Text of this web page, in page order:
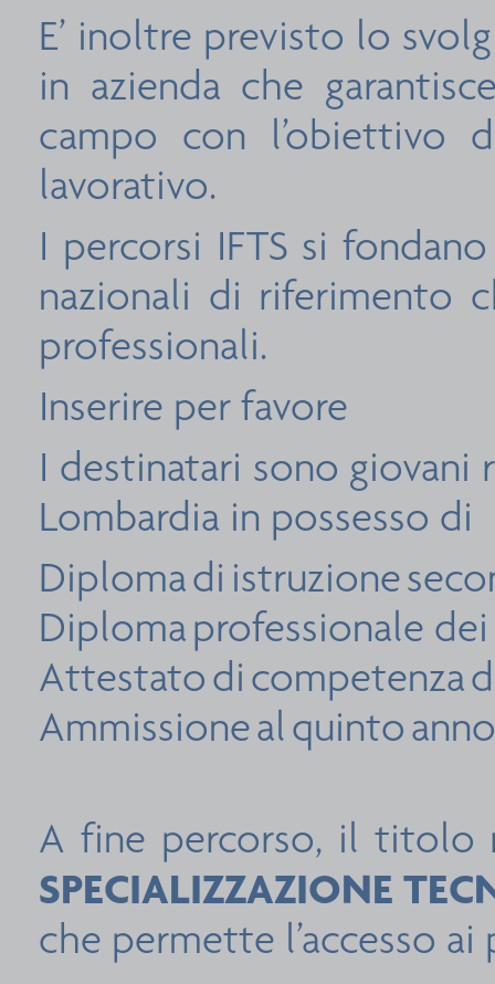
E’ inoltre previsto lo
in azienda che
campo con l’obiettivo
lavorativo.
I percorsi IFTS si
nazionali di riferimento
professionali.
Inserire per favore
I destinatari sono
Lombardia in possesso di
Diploma di istruzione
Diploma professionale dei
Attestato di competenza
Ammissione al quinto
A fine percorso, il titolo
SPECIALIZZAZIONE
che permette l’accesso ai